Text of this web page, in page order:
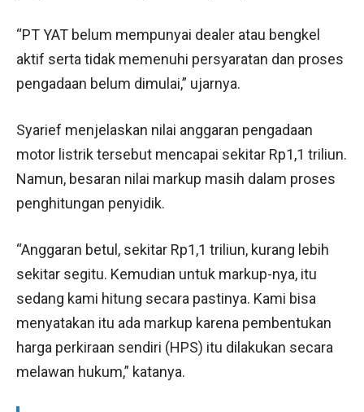
“PT YAT belum mempunyai dealer atau bengkel
aktif serta tidak memenuhi persyaratan dan proses
pengadaan belum dimulai,” ujarnya.
Syarief menjelaskan nilai anggaran pengadaan
motor listrik tersebut mencapai sekitar Rp1,1 triliun.
Namun, besaran nilai markup masih dalam proses
penghitungan penyidik.
“Anggaran betul, sekitar Rp1,1 triliun, kurang lebih
sekitar segitu. Kemudian untuk markup-nya, itu
sedang kami hitung secara pastinya. Kami bisa
menyatakan itu ada markup karena pembentukan
harga perkiraan sendiri (HPS) itu dilakukan secara
melawan hukum,” katanya.